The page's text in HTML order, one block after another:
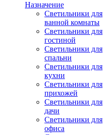
Назначение
Светильники для
ванной комнаты
Светильники для
гостиной
Светильники для
спальни
Светильники для
кухни
Светильники для
прихожей
Светильники для
дачи
Светильники для
офиса